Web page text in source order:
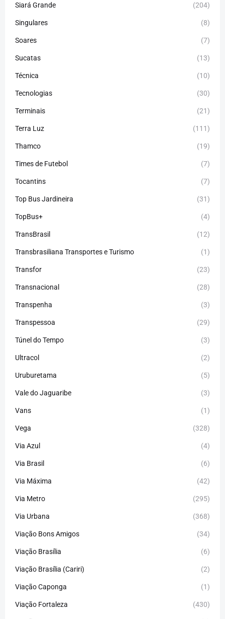
Siará Grande (204)
Singulares (8)
Soares (7)
Sucatas (13)
Técnica (10)
Tecnologias (30)
Terminais (21)
Terra Luz (111)
Thamco (19)
Times de Futebol (7)
Tocantins (7)
Top Bus Jardineira (31)
TopBus+ (4)
TransBrasil (12)
Transbrasiliana Transportes e Turismo (1)
Transfor (23)
Transnacional (28)
Transpenha (3)
Transpessoa (29)
Túnel do Tempo (3)
Ultracol (2)
Uruburetama (5)
Vale do Jaguaribe (3)
Vans (1)
Vega (328)
Via Azul (4)
Via Brasil (6)
Via Máxima (42)
Via Metro (295)
Via Urbana (368)
Viação Bons Amigos (34)
Viação Brasília (6)
Viação Brasília (Cariri) (2)
Viação Caponga (1)
Viação Fortaleza (430)